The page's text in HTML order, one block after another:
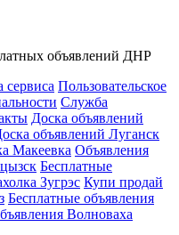
объявлений ДНР
сервиса Пользовательское
Служба
Доска объявлений
объявлений Луганск
Макеевка Объявления
Бесплатные
Зугрэс Купи продай
Бесплатные объявления
Волноваха